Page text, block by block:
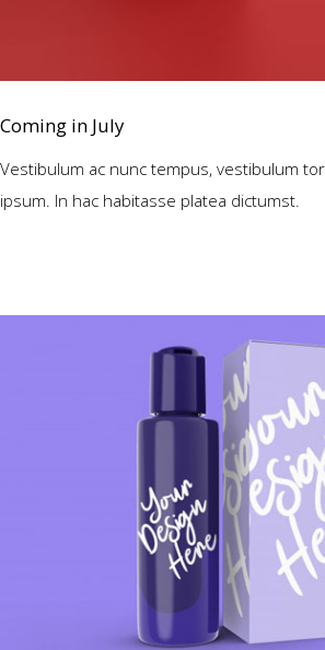
Coming in July
Vestibulum ac nunc tempus, vestibulum
ipsum. In hac habitasse platea dictumst.